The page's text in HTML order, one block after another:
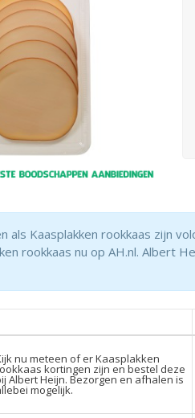
als Kaasplakken rookkaas zijn
rookkaas nu op AH.nl. Albert
nu meteen of er Kaasplakken
kortingen zijn en bestel deze
Albert Heijn. Bezorgen en afhalen is
mogelijk.